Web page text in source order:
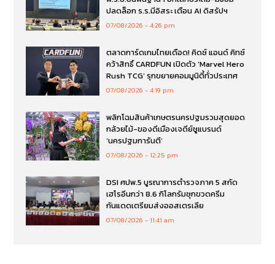
ปลดล็อก ร.ร.มีอิสระ เตือน AI ดิสรัปฯ
07/08/2026 4:26 pm
ตลาดการ์ดเกมไทยเดือด! คิดซ์ แอนด์ คิทซ์
คว้าสิทธิ์ CARDFUN เปิดตัว ‘Marvel Hero
Rush TCG’ รุกขยายคอมมูนิตี้ทั่วประเทศ
07/08/2026 4:19 pm
พลิกโฉมสินค้าเกษตรนครปฐมรวมสุดยอด
กล้วยไม้-ของดีเมืองเจดีย์ชูแบรนด์
‘นครปฐมการันตี’
07/08/2026 12:25 pm
DSI ศปพ.5 บูรณาการตำรวจภาค 5 สกัด
เฮโรอีนกว่า 8.6 กิโลกรัมซุกขวดครีม
กันแดดเตรียมส่งออสเตรเลีย
07/08/2026 11:41 am